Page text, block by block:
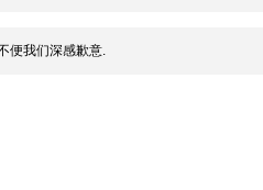
便我们深感歉意.